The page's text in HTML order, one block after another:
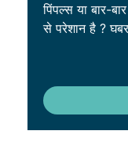
पिंपल्स या बार-
से परेशान है ?